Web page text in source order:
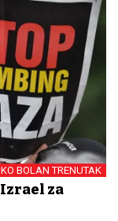
BOLAN TRENUTAK
za